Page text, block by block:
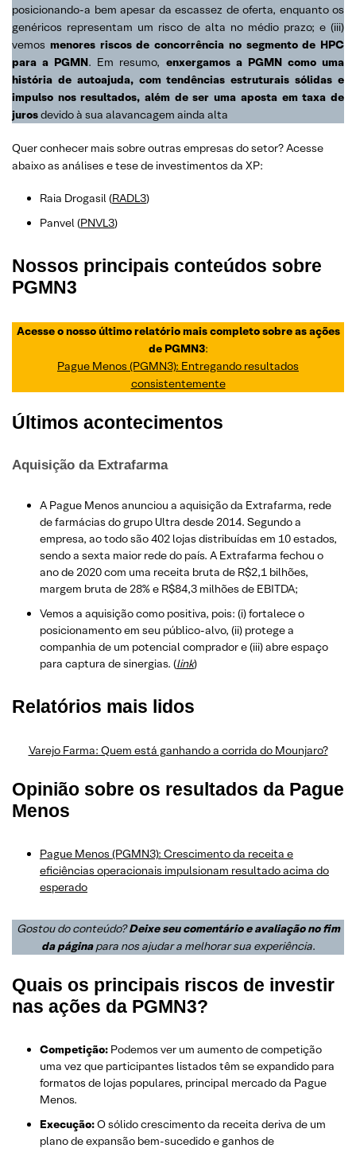
posicionando-a bem apesar da escassez de oferta, enquanto os
genéricos representam um risco de alta no médio prazo; e (iii)
vemos menores riscos de concorrência no segmento de HPC
para a PGMN. Em resumo, enxergamos a PGMN como uma
história de autoajuda, com tendências estruturais sólidas e
impulso nos resultados, além de ser uma aposta em taxa de
jurosdevido à sua alavancagem ainda alta
Quer conhecer mais sobre outras empresas do setor? Acesse
abaixo as análises e tese de investimentos da XP:
Raia Drogasil (RADL3)
Panvel (PNVL3)
Nossos principais conteúdos sobre
PGMN3
Acesse o nosso último relatório mais completo sobre as ações
de PGMN3:
Pague Menos (PGMN3): Entregando resultados
consistentemente
Últimos acontecimentos
Aquisição da Extrafarma
A Pague Menos anunciou a aquisição da Extrafarma, rede
de farmácias do grupo Ultra desde 2014. Segundo a
empresa, ao todo são 402 lojas distribuídas em 10 estados,
sendo a sexta maior rede do país. A Extrafarma fechou o
ano de 2020 com uma receita bruta de R$2,1 bilhões,
margem bruta de 28% e R$84,3 milhões de EBITDA;
Vemos a aquisição como positiva, pois: (i) fortalece o
posicionamento em seu público-alvo, (ii) protege a
companhia de um potencial comprador e (iii) abre espaço
para captura de sinergias. (link)
Relatórios mais lidos
Varejo Farma: Quem está ganhando a corrida do Mounjaro?
Opinião sobre os resultados da Pague
Menos
Pague Menos (PGMN3): Crescimento da receita e
eficiências operacionais impulsionam resultado acima do
esperado
Gostou do conteúdo?Deixe seu comentário e avaliação no fim
da páginapara nos ajudar a melhorar sua experiência.
Quais os principais riscos de investir
nas ações da PGMN3?
Competição: Podemos ver um aumento de competição
uma vez que participantes listados têm se expandido para
formatos de lojas populares, principal mercado da Pague
Menos.
Execução:O sólido crescimento da receita deriva de um
plano de expansão bem-sucedido e ganhos de